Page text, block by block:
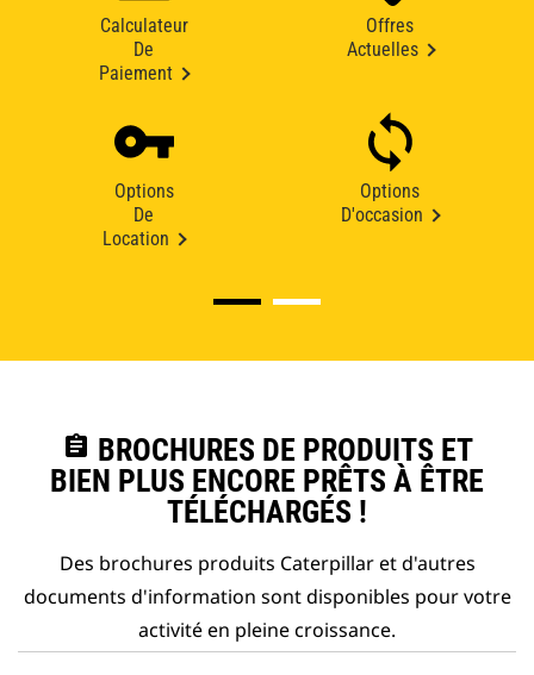
Calculateur
De
Paiement
Offres
Actuelles
Options
De
Location
Options
D'occasion
assignment BROCHURES DE PRODUITS ET
BIEN PLUS ENCORE PRÊTS À ÊTRE
TÉLÉCHARGÉS !
Des brochures produits Caterpillar et d'autres
documents d'information sont disponibles pour votre
activité en pleine croissance.